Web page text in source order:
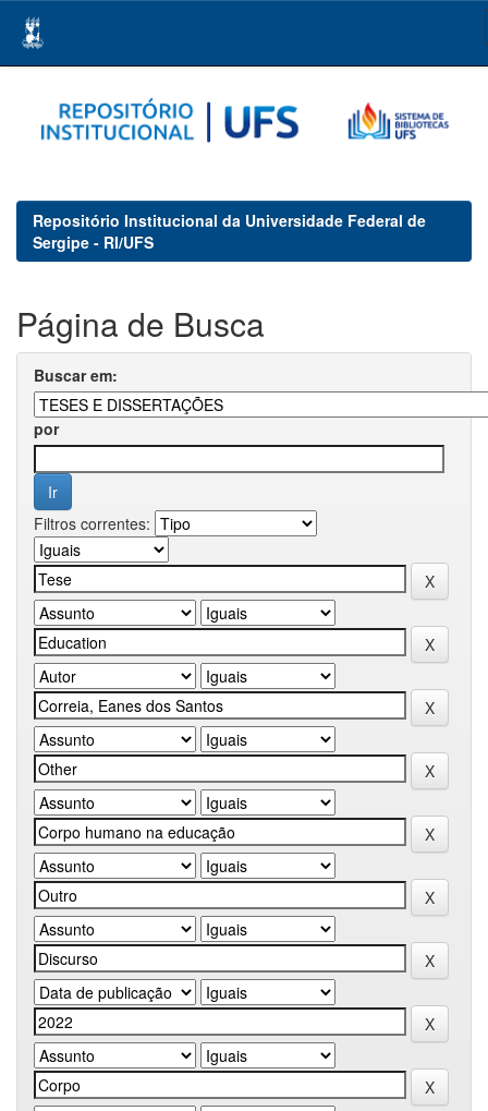
navigation
Repositório Institucional da Universidade Federal de
Sergipe - RI/UFS
Página de Busca
Buscar em:
por
Filtros correntes: